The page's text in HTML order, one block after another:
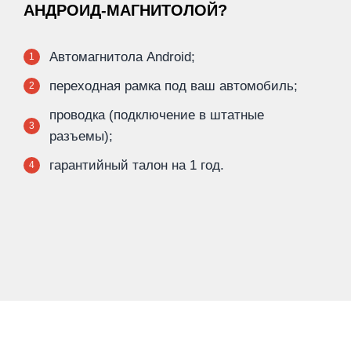
АНДРОИД-МАГНИТОЛОЙ?
1 Автомагнитола Android;
2 переходная рамка под ваш автомобиль;
3
проводка (подключение в штатные
разъемы);
4 гарантийный талон на 1 год.